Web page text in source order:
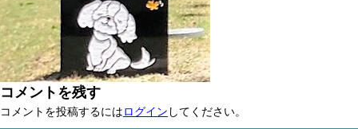
コメントを残す
コメントを投稿するにはログイン してください。